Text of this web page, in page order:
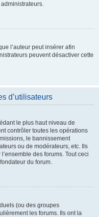
l’auteur peut insérer afin
peuvent désactiver cette
d’utilisateurs
le plus haut niveau de
contrôler toutes les opérations
le bannissement
ou de modérateurs, etc. Ils
des forums. Tout ceci
du forum.
(ou des groupes
les forums. Ils ont la